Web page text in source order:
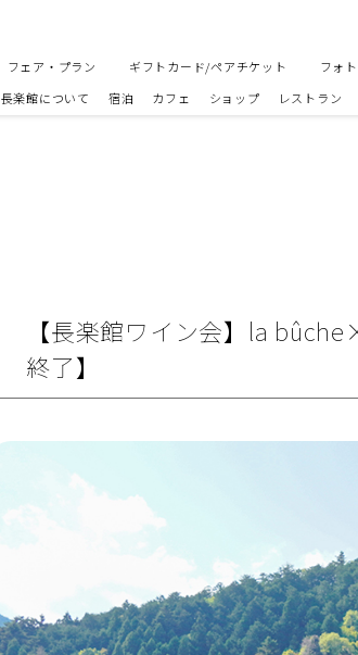
フェア・プラン ギフトカード/ペアチケット フォ
長楽館について
宿泊 カフェ ショップ レストラン
【長楽館ワイン会】la
終了】